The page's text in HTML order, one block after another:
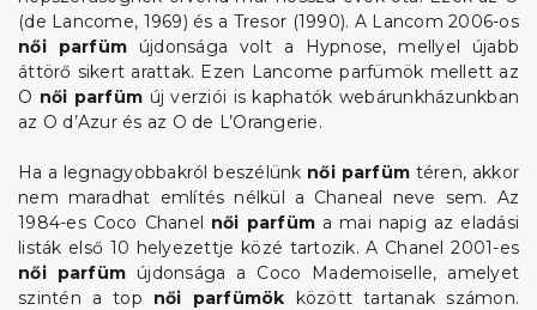
(de Lancome, 1969) és a Tresor (1990). A Lancom 2006-os
női parfüm újdonsága volt a Hypnose, mellyel újabb
áttörő sikert arattak. Ezen Lancome parfümök mellett az
O női parfüm új verziói is kaphatók webárunkházunkban
az O d’Azur és az O de L’Orangerie.
Ha a legnagyobbakról beszélünk női parfüm téren, akkor
nem maradhat említés nélkül a Chaneal neve sem. Az
1984-es Coco Chanel női parfüm a mai napig az eladási
listák első 10 helyezettje közé tartozik. A Chanel 2001-es
női parfüm újdonsága a Coco Mademoiselle, amelyet
szintén a top női parfümök között tartanak számon.